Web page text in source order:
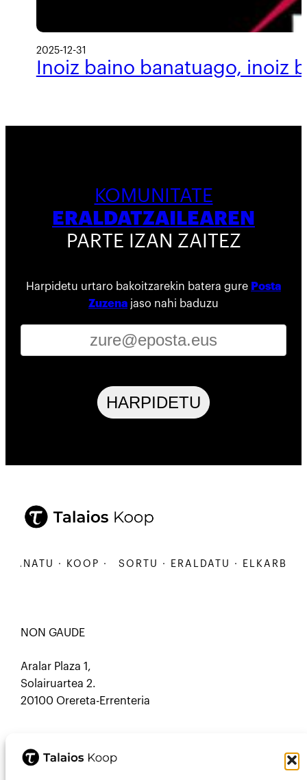
2025-12-31
Inoiz baino banatuago, inoiz
KOMUNITATE
ERALDATZAILEAREN
PARTE IZAN ZAITEZ
Harpidetu urtaro bakoitzarekin batera gure Posta
Zuzena jaso nahi baduzu
HARPIDETU
· KOOP · SORTU · ERALDATU ·
NON GAUDE
Aralar Plaza 1,
Solairuartea 2.
20100 Orereta-Errenteria